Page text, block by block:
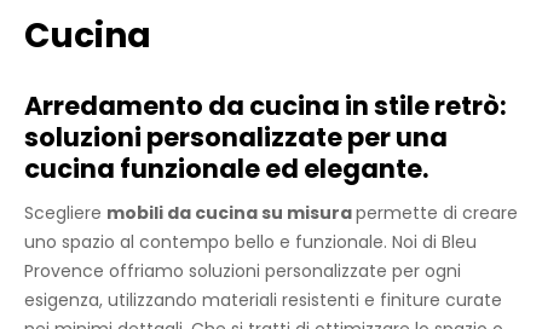
Cucina
Arredamento da cucina in stile retrò:
soluzioni personalizzate per una
cucina funzionale ed elegante.
Scegliere mobili da cucina su misurapermette di creare
uno spazio al contempo bello e funzionale. Noi di Bleu
Provence offriamo soluzioni personalizzate per ogni
esigenza, utilizzando materiali resistenti e finiture curate